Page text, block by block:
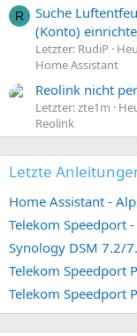
R
Suche
(Konto)
Letzter: RudiP
Home Assistant
Reolink nicht
Letzter: zte1m
Reolink
Letzte
Home Assistant -
Telekom Speedport
Telekom Speedport
Telekom Speedport